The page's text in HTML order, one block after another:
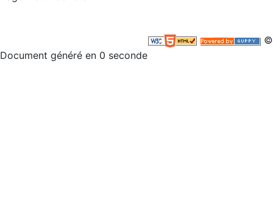
©
Document généré en 0 seconde